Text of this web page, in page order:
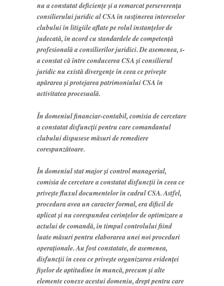
nu a constatat deficienţe şi a remarcat perseverenţa
consilierului juridic al CSA în susţinerea intereselor
clubului în litigiile aflate pe rolul instanţelor de
judecată, în acord cu standardele de competenţă
profesională a consilierilor juridici. De asemenea, s-
a constat că între conducerea CSA şi consilierul
juridic nu există divergenţe în ceea ce priveşte
apărarea şi protejarea patrimoniului CSA în
activitatea procesuală.
În domeniul financiar-contabil, comisia de cercetare
a constatat disfuncţii pentru care comandantul
clubului dispusese măsuri de remediere
corespunzătoare.
În domeniul stat major şi control managerial,
comisia de cercetare a constatat disfuncţii în ceea ce
priveşte fluxul documentelor în cadrul CSA. Astfel,
procedura avea un caracter formal, era dificil de
aplicat şi nu corespundea cerinţelor de optimizare a
actului de comandă, în timpul controlului fiind
luate măsuri pentru elaborarea unei noi proceduri
operaţionale. Au fost constatate, de asemenea,
disfuncţii în ceea ce priveşte organizarea evidenţei
fişelor de aptitudine în muncă, precum şi alte
elemente conexe acestui domeniu, drept pentru care